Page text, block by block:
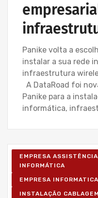
Panike volta a
instalar a sua rede
infraestrutura
A DataRoad foi
Panike para a
informática,
EMPRESA
INFORMÁTICA
EMPRESA
INSTALAÇÃO